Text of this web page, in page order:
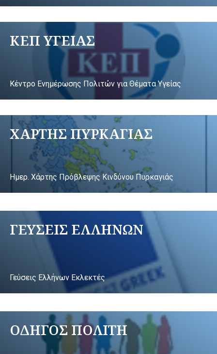
ΚΕΠ ΥΓΕΙΑΣ
Κέντρο Ενημέρωσης Πολιτών για Θέματα Υγείας
ΧΑΡΤΗΣ ΠΥΡΚΑΓΙΑΣ
Ημερ. Χάρτης Πρόβλεψης Κινδύνου Πυρκαγιάς
ΓΕΥΣΕΙΣ ΕΛΛΗΝΩΝ
Γεύσεις Ελλήνων Εκλεκτές
ΟΔΗΓΟΣ ΠΟΛΙΤΗ